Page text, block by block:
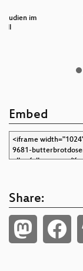
Studien im
Embed
Share: